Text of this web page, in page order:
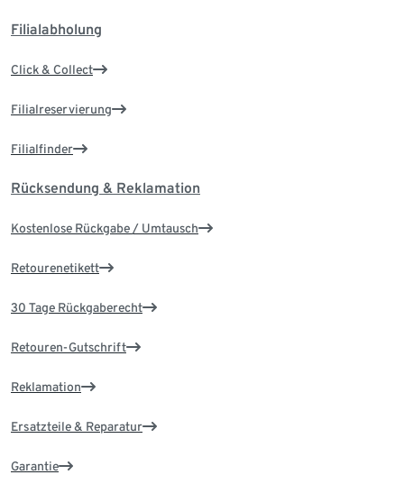
Filialabholung
Click & Collect
Filialreservierung
Filialfinder
Rücksendung & Reklamation
Kostenlose Rückgabe / Umtausch
Retourenetikett
30 Tage Rückgaberecht
Retouren-Gutschrift
Reklamation
Ersatzteile & Reparatur
Garantie